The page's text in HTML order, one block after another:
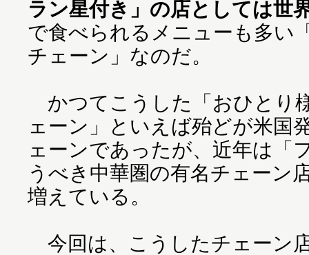
ラン星付き」の店としては世
で食べられるメニューも多い
チェーン」なのだ。
かつてこうした「おひとり
ェーン」といえば殆どが米国
ェーンであったが、近年は「
うべき中華圏の有名チェーン
増えている。
今回は、こうしたチェーン